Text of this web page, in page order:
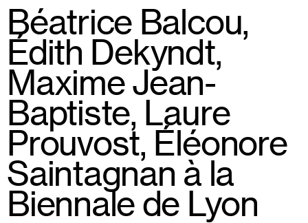
Béatrice Balcou,
Édith Dekyndt,
Maxime Jean-
Baptiste, Laure
Prouvost, Éléonore
Saintagnan à la
Biennale de Lyon